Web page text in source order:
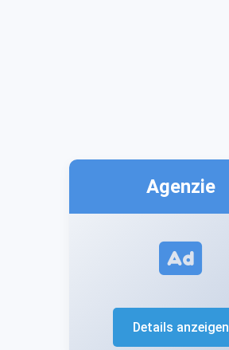
Agenzie
Details anzeigen